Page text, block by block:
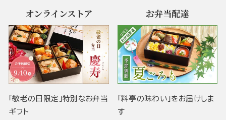
オンラインストア
「敬老の日限定」特別なお弁当
ギフト
お弁当配達
「料亭の味わい」をお届けしま
す